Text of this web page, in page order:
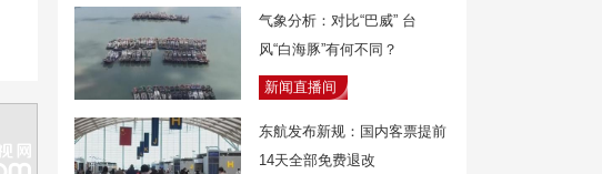
气象分析：对比“巴威” 台
风“白海豚”有何不同？
新闻直播间
东航发布新规：国内客票提前
14天全部免费退改